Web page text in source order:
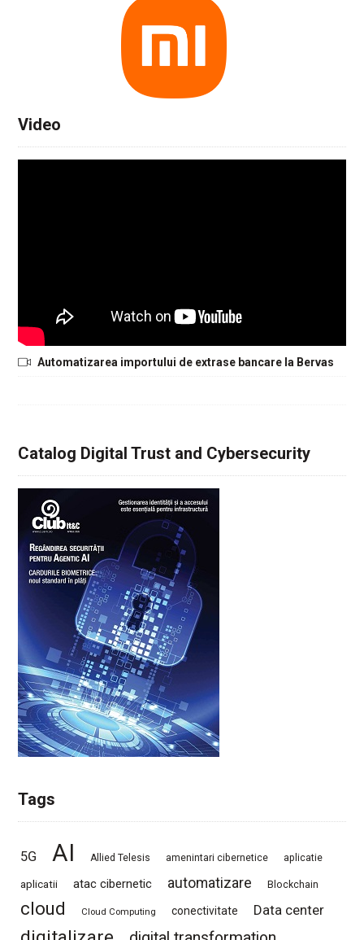
Video
Automatizarea importului de extrase bancare la Bervas
Catalog Digital Trust and Cybersecurity
Tags
5G AI Allied Telesis amenintari cibernetice aplicatie
aplicatii atac cibernetic automatizare Blockchain
cloud Cloud Computing conectivitate Data center